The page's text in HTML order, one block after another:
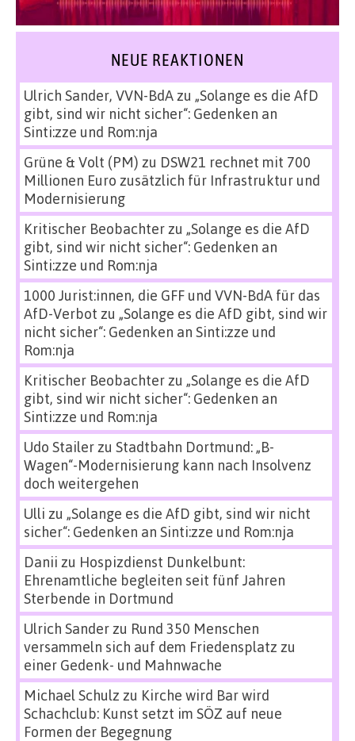
NEUE REAKTIONEN
Ulrich Sander, VVN-BdAzu „Solange es die AfD
gibt, sind wir nicht sicher“: Gedenken an
Sinti:zze und Rom:nja
Grüne & Volt (PM) zu DSW21 rechnet mit 700
Millionen Euro zusätzlich für Infrastruktur und
Modernisierung
Kritischer Beobachterzu „Solange es die AfD
gibt, sind wir nicht sicher“: Gedenken an
Sinti:zze und Rom:nja
1000 Jurist:innen, die GFF und VVN-BdA für das
AfD-Verbot zu „Solange es die AfD gibt, sind wir
nicht sicher“: Gedenken an Sinti:zze und
Rom:nja
Kritischer Beobachterzu „Solange es die AfD
gibt, sind wir nicht sicher“: Gedenken an
Sinti:zze und Rom:nja
Udo Stailerzu Stadtbahn Dortmund: „B-
Wagen“-Modernisierung kann nach Insolvenz
doch weitergehen
Ulli zu „Solange es die AfD gibt, sind wir nicht
sicher“: Gedenken an Sinti:zze und Rom:nja
Danii zu Hospizdienst Dunkelbunt:
Ehrenamtliche begleiten seit fünf Jahren
Sterbende in Dortmund
Ulrich Sanderzu Rund 350 Menschen
versammeln sich auf dem Friedensplatz zu
einer Gedenk- und Mahnwache
Michael Schulz zu Kirche wird Bar wird
Schachclub: Kunst setzt im SÖZ auf neue
Formen der Begegnung